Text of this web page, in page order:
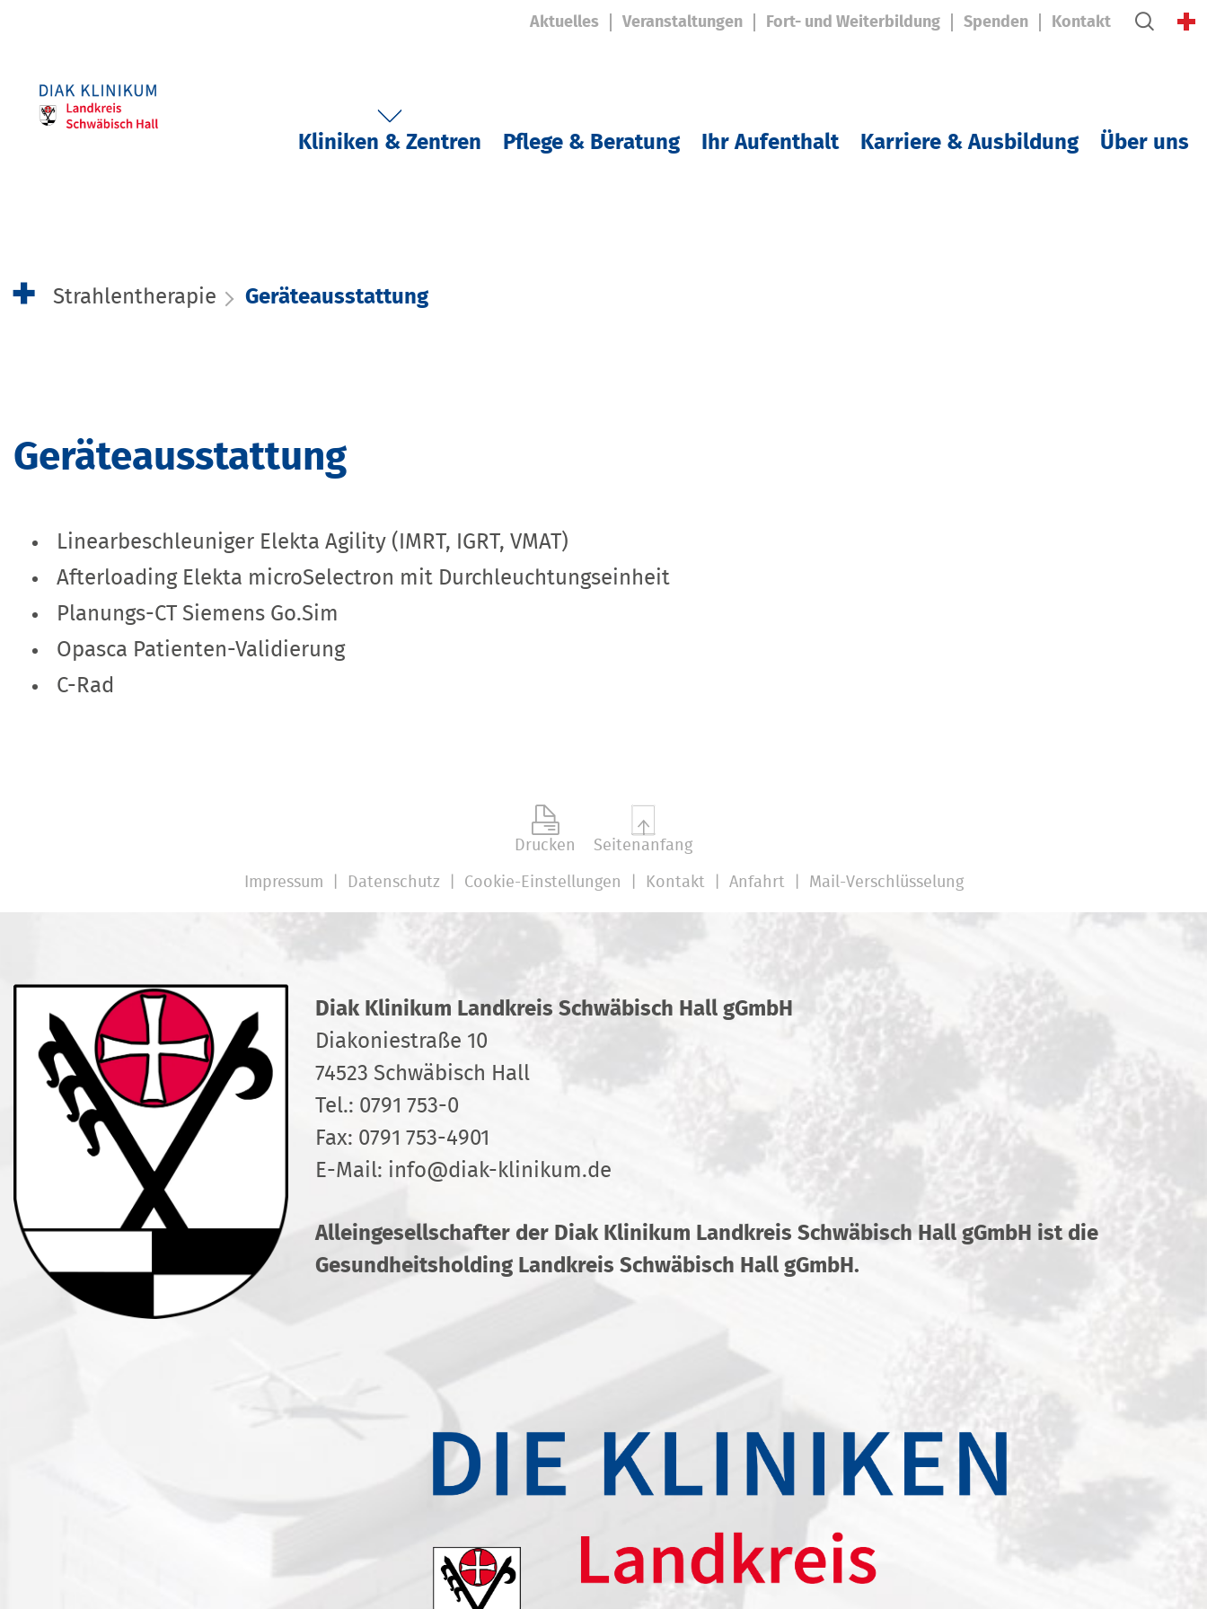
Aktuelles Veranstaltungen Fort- und Weiterbildung Spenden Kontakt
Kliniken & Zentren Pflege & Beratung Ihr Aufenthalt Karriere & Ausbildung Über uns
Strahlentherapie Geräteausstattung
Geräteausstattung
Linearbeschleuniger Elekta Agility (IMRT, IGRT, VMAT)
Afterloading Elekta microSelectron mit Durchleuchtungseinheit
Planungs-CT Siemens Go.Sim
Opasca Patienten-Validierung
C-Rad
Impressum Datenschutz Cookie-Einstellungen Kontakt Anfahrt Mail-Verschlüsselung
Drucken Seitenanfang
Diak Klinikum Landkreis Schwäbisch Hall gGmbH
Diakoniestraße 10
74523 Schwäbisch Hall
Tel.: 0791 753-0
Fax: 0791 753-4901
E-Mail: info@diak-klinikum.de
Alleingesellschafter der Diak Klinikum Landkreis Schwäbisch Hall gGmbH ist die
Gesundheitsholding Landkreis Schwäbisch Hall gGmbH.